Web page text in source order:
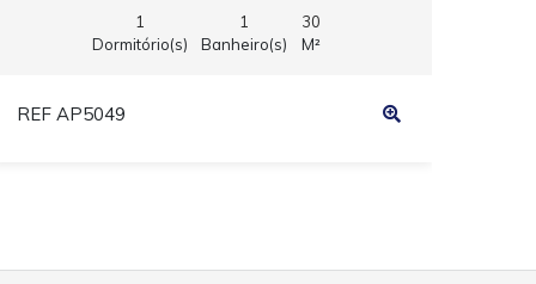
1
Dormitório(s)
1
Banheiro(s)
30
M²
REF AP5049